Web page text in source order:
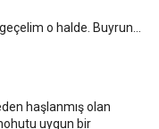
o halde. Buyrun…
haşlanmış olan
uygun bir